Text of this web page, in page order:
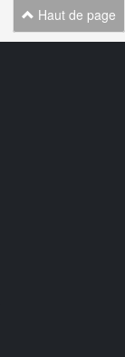
Haut de page